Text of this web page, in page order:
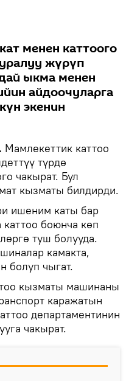
менен каттоого
жүрүп
ыкма менен
айдоочуларга
экенин
Мамлекеттик каттоо
түрдө
чакырат. Бул
кызматы билдирди.
ишеним каты бар
боюнча көп
туш болууда.
камакта,
болуп чыгат.
кызматы машинаны
каражатын
департаментинин
чакырат.